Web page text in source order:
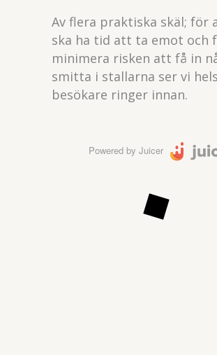
Av flera praktiska skäl; för
ska ha tid att ta emot och
minimera risken att få in
smitta i stallarna ser vi
besökare ringer innan.
Powered by Juicer